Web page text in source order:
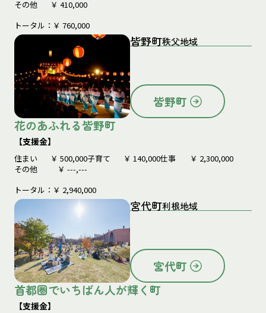
その他
￥ 410,000
トータル：￥ 760,000
皆野町秩父地域
皆野町
花のあふれる皆野町
【支援金】
住まい ￥ 500,000子育て ￥ 140,000仕事 ￥ 2,300,000
その他
￥ ---,---
トータル：￥ 2,940,000
宮代町利根地域
宮代町
首都圏でいちばん人が輝く町
【支援金】